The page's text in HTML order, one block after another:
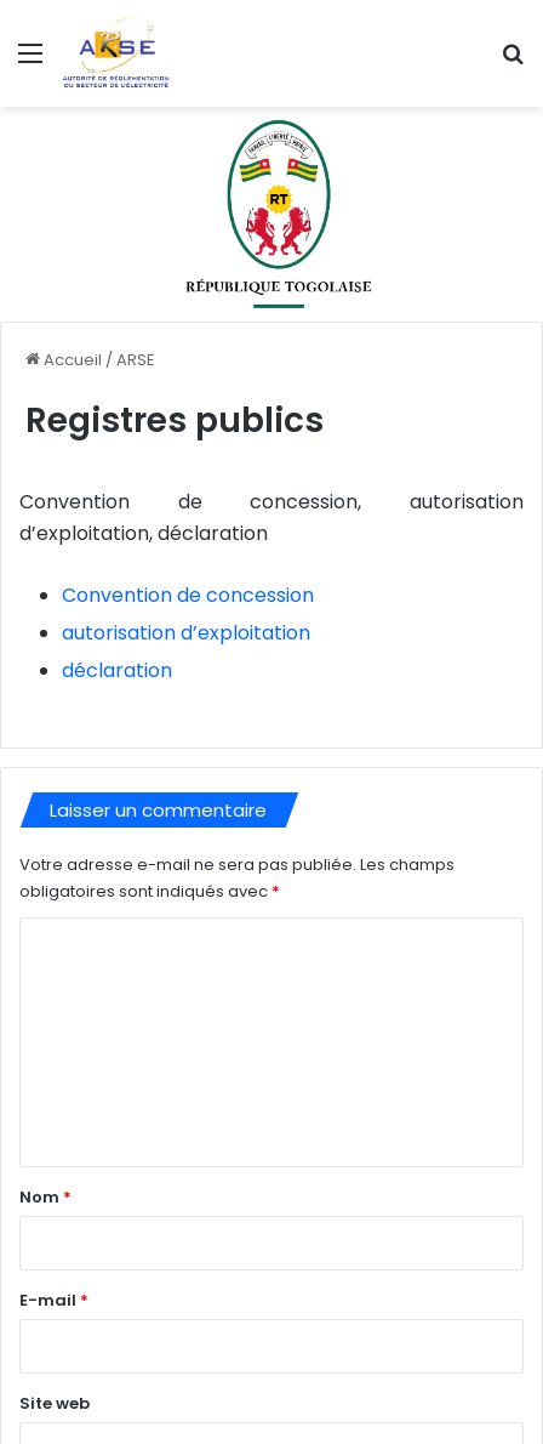
Menu
Accueil /ARSE
Registres publics
Convention de concession, autorisation
d’exploitation, déclaration
Convention de concession
autorisation d’exploitation
déclaration
Laisser un commentaire
Votre adresse e-mail ne sera pas publiée. Les champs
obligatoires sont indiqués avec *
a
e
Nom *
E-mail *
Site web